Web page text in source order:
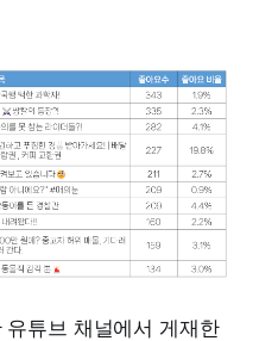
튜브 채널에서 게재한